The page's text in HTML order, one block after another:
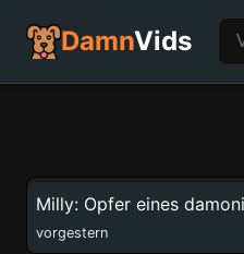
DamnVids
vorgestern